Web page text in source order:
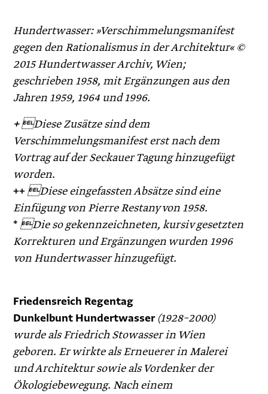
Hundertwasser: »Verschimmelungsmanifest
gegen den Rationalismus in der Architektur« ©
2015 Hundertwasser Archiv, Wien;
geschrieben 1958, mit Ergänzungen aus den
Jahren 1959, 1964 und 1996.
+Diese Zusätze sind dem
Verschimmelungsmanifest erst nach dem
Vortrag auf der Seckauer Tagung hinzugefügt
worden.
++Diese eingefassten Absätze sind eine
Einfügung von Pierre Restany von 1958.
*Die so gekennzeichneten, kursiv gesetzten
Korrekturen und Ergänzungen wurden 1996
von Hundertwasser hinzugefügt.
Friedensreich Regentag
Dunkelbunt Hundertwasser(1928–2000)
wurde als Friedrich Stowasser in Wien
geboren. Er wirkte als ­Erneuerer in Malerei
und Architektur sowie als Vordenker der
Ökologiebewegung. Nach einem